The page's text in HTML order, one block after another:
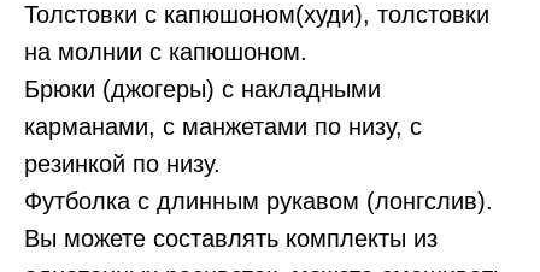
Толстовки с капюшоном(худи), толстовки
на молнии с капюшоном.
Брюки (джогеры) с накладными
карманами, с манжетами по низу, с
резинкой по низу.
Футболка с длинным рукавом (лонгслив).
Вы можете составлять комплекты из